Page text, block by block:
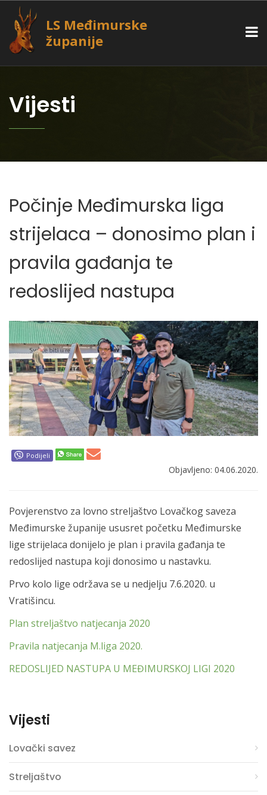
LS Međimurske
županije
Vijesti
Počinje Međimurska liga
strijelaca – donosimo plan i
pravila gađanja te
redoslijed nastupa
Podijeli
Objavljeno: 04.06.2020.
Povjerenstvo za lovno streljaštvo Lovačkog saveza
Međimurske županije ususret početku Međimurske
lige strijelaca donijelo je plan i pravila gađanja te
redoslijed nastupa koji donosimo u nastavku.
Prvo kolo lige održava se u nedjelju 7.6.2020. u
Vratišincu.
Plan streljaštvo natjecanja 2020
Pravila natjecanja M.liga 2020.
REDOSLIJED NASTUPA U MEĐIMURSKOJ LIGI 2020
Vijesti
Lovački savez
Streljaštvo